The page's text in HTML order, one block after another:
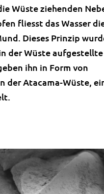
Wüste ziehenden
fliesst das Wasser
Dieses Prinzip
der Wüste aufgestellte
ihn in Form von
der Atacama-Wüste,